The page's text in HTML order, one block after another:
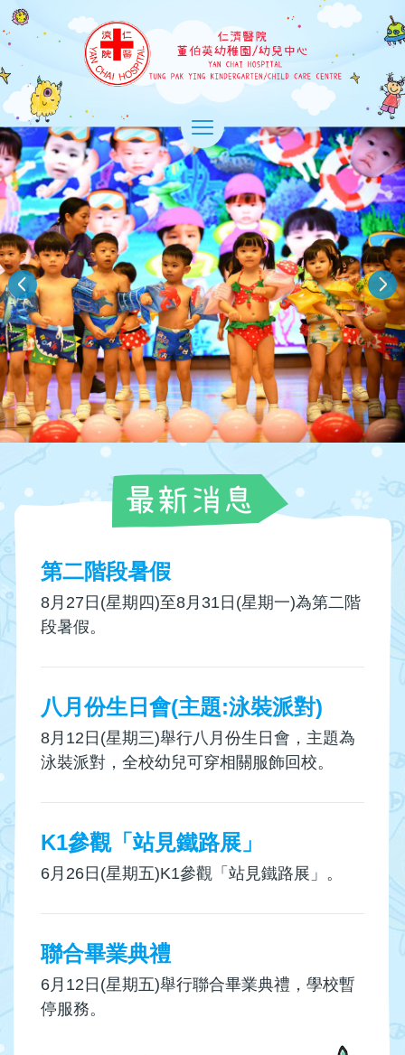
Skip
to
main
content
>
切
換
選
單
仁
濟
院
董
伯
英
幼
稚
園/
幼
兒
中
心
第二階段暑假
8月27日(星期四)至8月31日(星期一)為第二階
段暑假。
八月份生日會(主題:泳裝派對)
8月12日(星期三)舉行八月份生日會，主題為
泳裝派對，全校幼兒可穿相關服飾回校。
K1參觀「站見鐵路展」
6月26日(星期五)K1參觀「站見鐵路展」。
聯合畢業典禮
6月12日(星期五)舉行聯合畢業典禮，學校暫
停服務。